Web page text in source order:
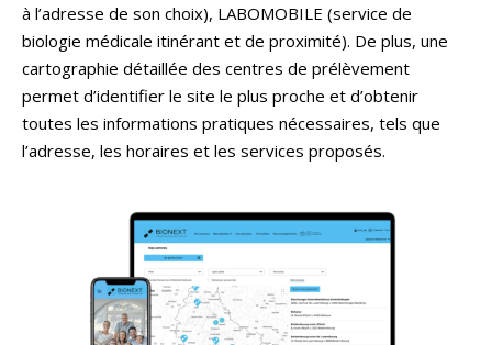
à l’adresse de son choix), LABOMOBILE (service de
biologie médicale itinérant et de proximité). De plus, une
cartographie détaillée des centres de prélèvement
permet d’identifier le site le plus proche et d’obtenir
toutes les informations pratiques nécessaires, tels que
l’adresse, les horaires et les services proposés.